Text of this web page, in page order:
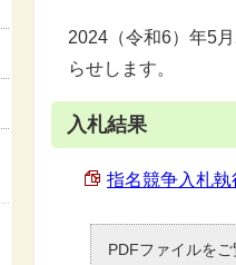
2024（令和6）年5
らせします。
入札結果
指名競争入札執
PDFファイルを